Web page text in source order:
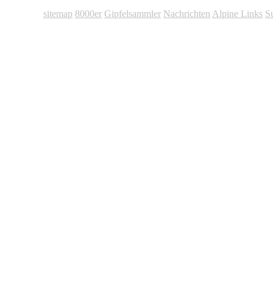
sitemap 8000er Gipfelsammler Nachrichten Alpine Links